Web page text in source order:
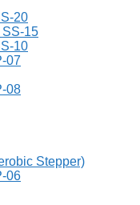
20
SS-15
10
07
08
Stepper)
06